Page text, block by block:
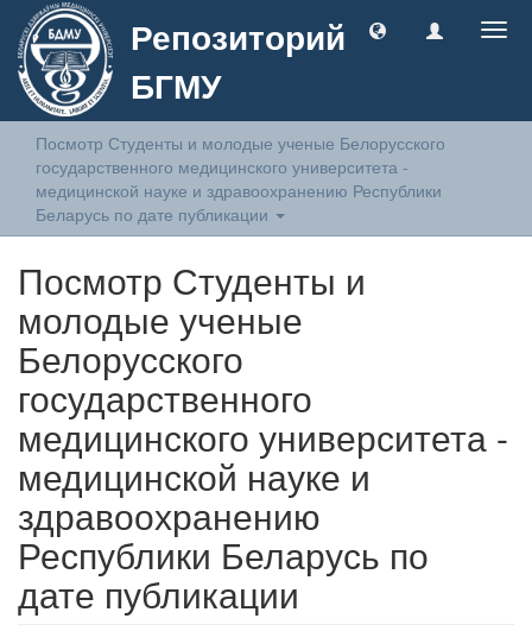
Репозиторий
БГМУ
Посмотр Студенты и молодые ученые Белорусского
государственного медицинского университета -
медицинской науке и здравоохранению Республики
Беларусь по дате публикации
Посмотр Студенты и
молодые ученые
Белорусского
государственного
медицинского университета -
медицинской науке и
здравоохранению
Республики Беларусь по
дате публикации